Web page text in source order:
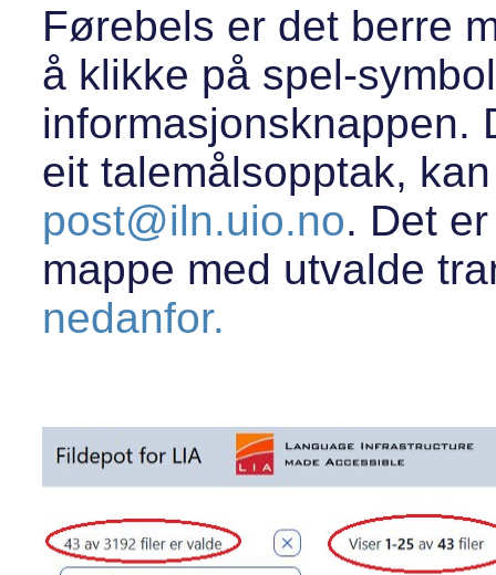
Førebels er det berre
å klikke på spel-
informasjonsknappen.
eit talemålsopptak,
post@iln.uio.no. Det
mappe med utvalde
nedanfor.